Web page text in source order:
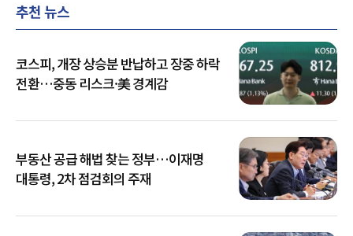
추천 뉴스
코스피, 개장 상승분 반납하고 장중 하락
전환…중동 리스크·美 경계감
부동산 공급 해법 찾는 정부…이재명
대통령, 2차 점검회의 주재